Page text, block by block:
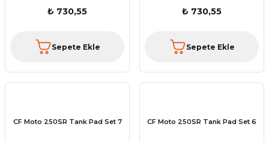
₺ 730,55
Sepete Ekle
₺ 730,55
Sepete Ekle
CF Moto 250SR Tank Pad Set 7 CF Moto 250SR Tank Pad Set 6